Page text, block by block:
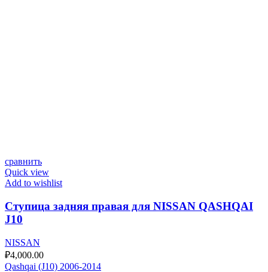
сравнить
Quick view
Add to wishlist
Ступица задняя правая для NISSAN QASHQAI
J10
NISSAN
₽4,000.00
Qashqai (J10) 2006-2014